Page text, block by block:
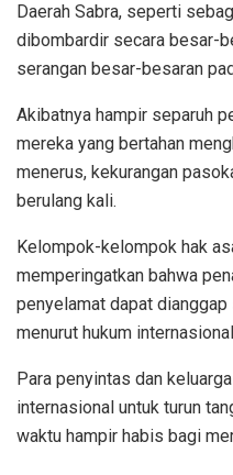
Daerah Sabra, seperti
dibombardir secara besar-
serangan besar-besaran
Akibatnya hampir separuh
mereka yang bertahan
menerus, kekurangan
berulang kali.
Kelompok-kelompok hak
memperingatkan bahwa
penyelamat dapat
menurut hukum
Para penyintas dan
internasional untuk turun
waktu hampir habis bagi